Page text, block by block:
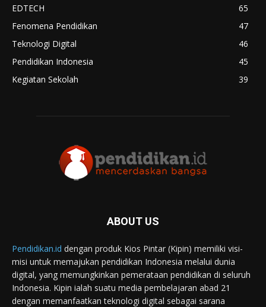
EDTECH
65
Fenomena Pendidikan
47
Teknologi Digital
46
Pendidikan Indonesia
45
Kegiatan Sekolah
39
ABOUT US
Pendidikan.id dengan produk Kios Pintar (Kipin) memiliki visi-
misi untuk memajukan pendidikan Indonesia melalui dunia
digital, yang memungkinkan pemerataan pendidikan di seluruh
Indonesia. Kipin ialah suatu media pembelajaran abad 21
dengan memanfaatkan teknologi digital sebagai sarana